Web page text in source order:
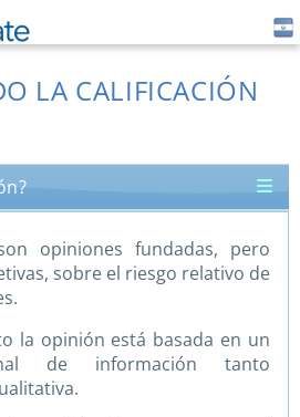
LA CALIFICACIÓN
opiniones fundadas, pero
sobre el riesgo relativo de
la opinión está basada en un
de información tanto